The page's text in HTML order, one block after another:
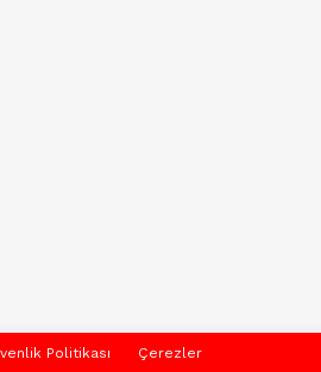
Politikası Çerezler